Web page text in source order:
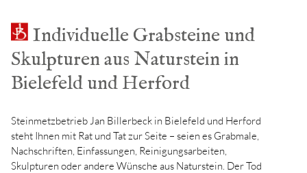
Individuelle Grabsteine und
Skulpturen aus Naturstein in
Bielefeld und Herford
Steinmetzbetrieb Jan Billerbeck in Bielefeld und Herford
steht Ihnen mit Rat und Tat zur Seite – seien es Grabmale,
Nachschriften, Einfassungen, Reinigungsarbeiten,
Skulpturen oder andere Wünsche aus Naturstein. Der Tod